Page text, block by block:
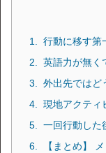
行動に移す第
英語力が無く
外出先ではど
現地アクティ
一回行動した
【まとめ】